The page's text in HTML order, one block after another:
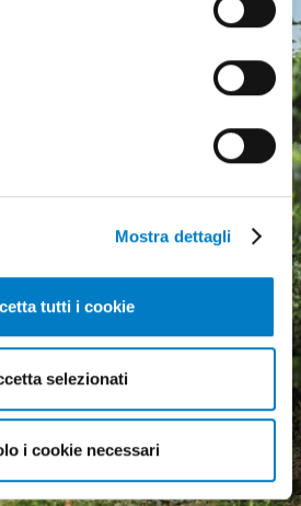
Mostra dettagli
tutti i cookie
selezionati
i cookie necessari
machinery, a
but
uncertainty